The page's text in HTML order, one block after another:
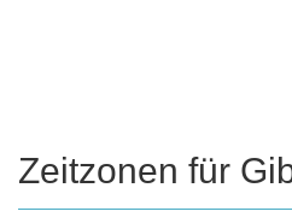
Zeitzonen für